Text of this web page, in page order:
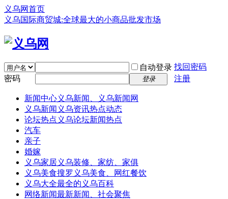
义乌网首页
义乌国际商贸城:全球最大的小商品批发市场
自动登录 找回密码
密码
登录 注册
新闻中心义乌新闻、义乌新闻网
义乌新闻 义乌资讯热点动态
论坛热点 义乌论坛新闻热点
汽车
亲子
婚嫁
义乌家居义乌装修、家纺、家俱
义乌美食搜罗义乌美食、网红餐饮
义乌大全最全的义乌百科
网络新闻最新新闻、社会聚焦